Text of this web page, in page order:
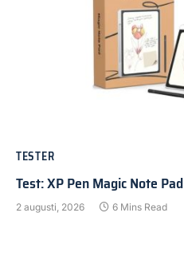
TESTER
Test: XP Pen Magic Note Pad
2 augusti, 2026 6 Mins Read